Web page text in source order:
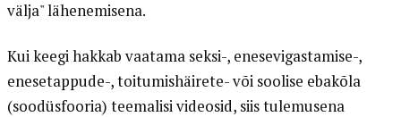
välja" lähenemisena.
Kui keegi hakkab vaatama seksi-, enesevigastamise-,
enesetappude-, toitumishäirete- või soolise ebakõla
(soodüsfooria) teemalisi videosid, siis tulemusena